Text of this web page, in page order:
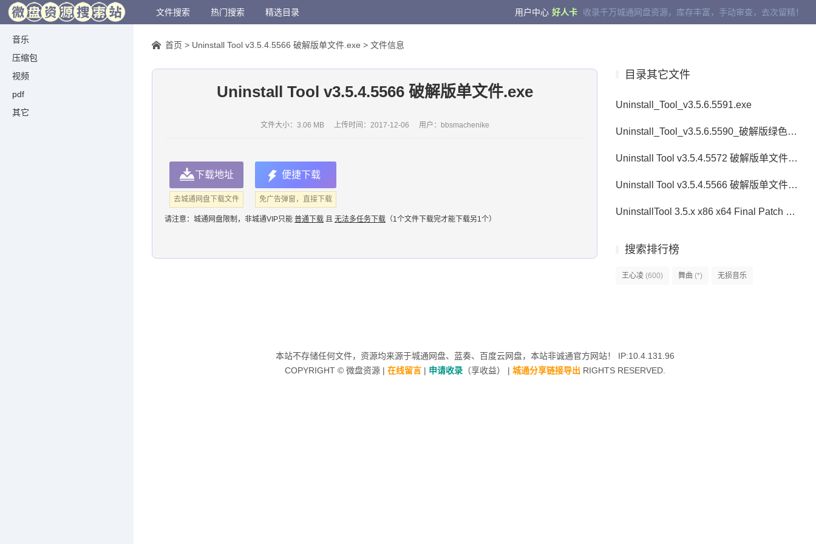
音乐
压缩包
视频
pdf
其它
文件搜索 热门搜索 精选目录 用户中心 好人卡 收录千万城通网盘资源，库存丰富，手动审查，去次留精！
首页 > Uninstall Tool v3.5.4.5566 破解版单文件.exe > 文件信息
目录其它文件
Uninstall_Tool_v3.5.6.5591.exe
Uninstall_Tool_v3.5.6.5590_破解版绿色便携版.7z
Uninstall Tool v3.5.4.5572 破解版单文件.exe
Uninstall Tool v3.5.4.5566 破解版单文件.exe
UninstallTool 3.5.x x86 x64 Final Patch v3.rar
搜索排行榜
王心凌 (600) 舞曲 (*) 无损音乐
Uninstall Tool v3.5.4.5566 破解版单文件.exe
文件大小：3.06 MB 上传时间： 2017-12-06 用户： bbsmachenike
下载地址
去城通网盘下载文件
便捷下载
免广告弹窗，直接下载
请注意： 城通网盘限制，非城通VIP只能 普通下载 且 无法多任务下载 （1个文件下载完才能下载另1个）
本站不存储任何文件，资源均来源于城通网盘、蓝奏、 百度云网盘，本站非诚通官方网站！ IP:10.4.131.96
COPYRIGHT © 微盘资源| 在线留言| 申请收录（享收益） | 城通分享链接导出 RIGHTS RESERVED.